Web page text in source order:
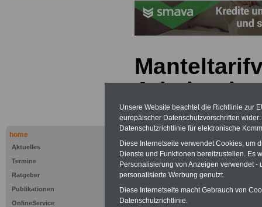
home
Aktuelles
Termine
Ratgeber
Publikationen
OnlineService
Arbeiter
Dienst
PDF-SERVICE
Für nur 15 Euro (inkl. MwSt.)
können Sie mehr als zehn
und Beamte sowie
Unsere Website beachtet die Richtlinie zur
europäischer Datenschutzvorschriften
Datenschutzrichtlinie für elektronische
Diese Internetseite verwendet Cookies, um
Dienste und Funktionen bereitzustellen. Es
Personalisierung von Anzeigen verwendet
personalisierte Werbung genutzt.
Diese Internetseite macht Gebrauch von
Datenschutzrichtlinie.